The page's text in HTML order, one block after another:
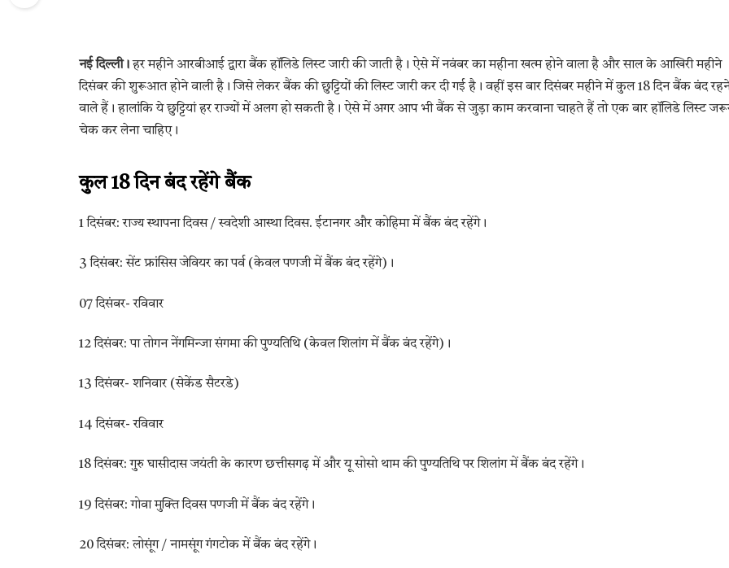
नई दिल्ली।हर महीने आरबीआई द्वारा बैंक हॉलिडे लिस्ट जारी की जाती है। ऐसे में नवंबर का महीना खत्म होने वाला है और साल के आखिरी महीने
दिसंबर की शुरूआत होने वाली है। जिसे लेकर बैंक की छुट्टियों की लिस्ट जारी कर दी गई है। वहीं इस बार दिसंबर महीने में कुल 18 दिन बैंक बंद
वाले हैं। हालांंकि ये छुट्टियां हर राज्यों में अलग हो सकती है। ऐसे में अगर आप भी बैंक से जुड़ा काम करवाना चाहते हैं तो एक बार हॉलिडे लिस्ट
चेक कर लेना चाहिए।
कुल 18 दिन बंद रहेंगे बैंक
1 दिसंबर: राज्य स्थापना दिवस / स्वदेशी आस्था दिवस. ईटानगर और कोहिमा में बैंक बंद रहेंगे।
3 दिसंबर: सेंट फ्रांसिस जेवियर का पर्व (केवल पणजी में बैंक बंद रहेंगे)।
07 दिसंबर- रविवार
12 दिसंबर: पा तोगन नेंगमिन्जा संगमा की पुण्यतिथि (केवल शिलांग में बैंक बंद रहेंगे)।
13 दिसंबर- शनिवार (सेकेंड सैटरडे)
14 दिसंबर- रविवार
18 दिसंबर: गुरु घासीदास जयंती के कारण छत्तीसगढ़ में और यू सोसो थाम की पुण्यतिथि पर शिलांग में बैंक बंद रहेंगे।
19 दिसंबर: गोवा मुक्ति दिवस पणजी में बैंक बंद रहेंगे।
20 दिसंबर: लोसूंग / नामसूंग गंगटोक में बैंक बंद रहेंगे।